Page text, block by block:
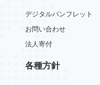
デジタルパンフレット
お問い合わせ
法人寄付
各種方針